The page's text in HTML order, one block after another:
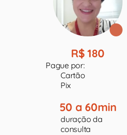
R$ 180
Pague por:
Cartão
Pix
50 a 60min
duração da
consulta